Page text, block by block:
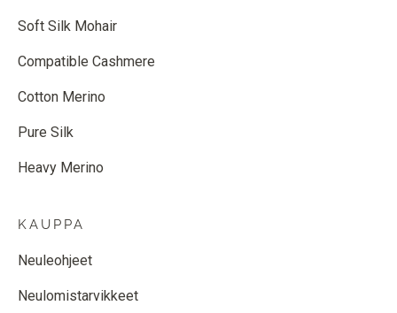
Soft Silk Mohair
Compatible Cashmere
Cotton Merino
Pure Silk
Heavy Merino
KAUPPA
Neuleohjeet
Neulomistarvikkeet